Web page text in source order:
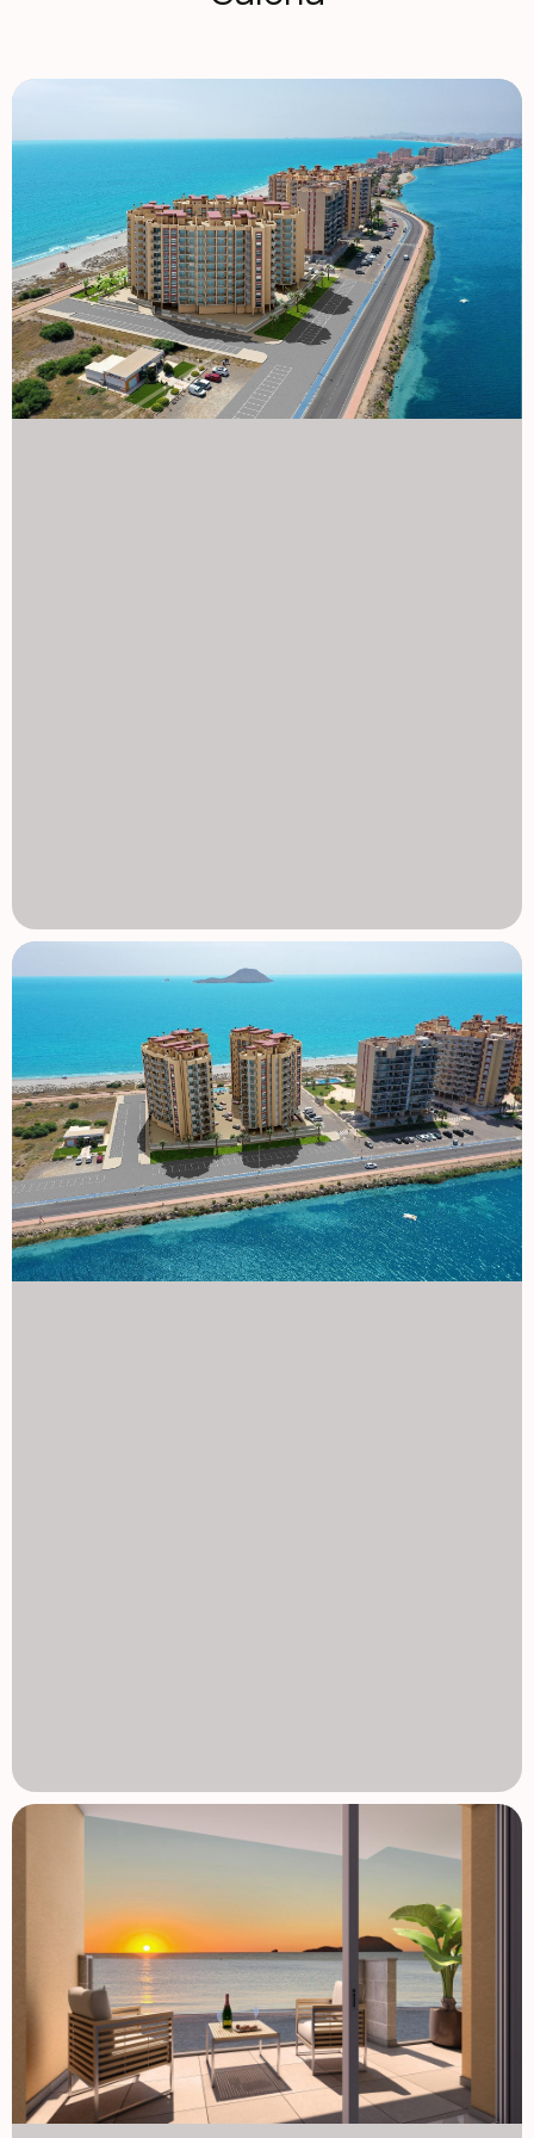
budynku przez białe drzwi z PVC oraz podwójne przeszyby
specjalnie ozdobione marmurem narodowym. Białe,
termicznie lakierowane aluminiowe poręcze na
wewnętrznych schodach. Oświetlenie poprzez wykrywanie
obecności w piwnicy i wewnętrznych częściach wspólnych.
Białe, zmotoryzowane drzwi do garażu sekcyjnego.
Balustrady urbanistyczne ze stali nierdzewnej. System
wideo-drzwi. Antena satelitarna z kanałami europejskimi.
Basen z zagospodarowanym oranżerią. La Manga del Mar
Menor to naturalny pas lądu otoczony dwoma morzami –
Mar Menor i Morzem Śródziemnym. Do tej rzadkości można
dodać liczne opcje rekreacji i czasu wolnego: restauracje,
supermarkety, kadzielnice medyczne, apteki, kadzielnice
sportowe żeglarskie, pola golfowe. La Manga znajduje się